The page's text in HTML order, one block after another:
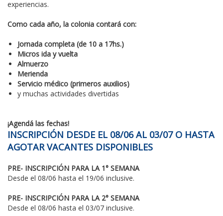
experiencias.
Como cada año, la colonia contará con:
Jornada completa (de 10 a 17hs.)
Micros ida y vuelta
Almuerzo
Merienda
Servicio médico (primeros auxilios)
y muchas actividades divertidas
¡Agendá las fechas!
INSCRIPCIÓN DESDE EL 08/06 AL 03/07 O HASTA
AGOTAR VACANTES DISPONIBLES
PRE- INSCRIPCIÓN PARA LA 1° SEMANA
Desde el 08/06 hasta el 19/06 inclusive.
PRE- INSCRIPCIÓN PARA LA 2° SEMANA
Desde el 08/06 hasta el 03/07 inclusive.